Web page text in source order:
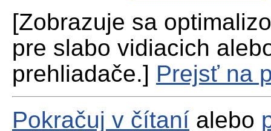
[Zobrazuje sa
pre slabo vidiacich
prehliadače.] Prejsť na
Pokračuj v čítaní alebo